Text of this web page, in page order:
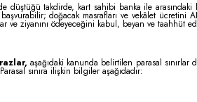
düştüğü takdirde, kart sahibi banka ile
doğacak masrafları ve vekâlet ücretini
ve ziyanını ödeyeceğini kabul, beyan ve taahhüt
aşağıdaki kanunda belirtilen parasal
sınıra ilişkin bilgiler aşağıdadır: